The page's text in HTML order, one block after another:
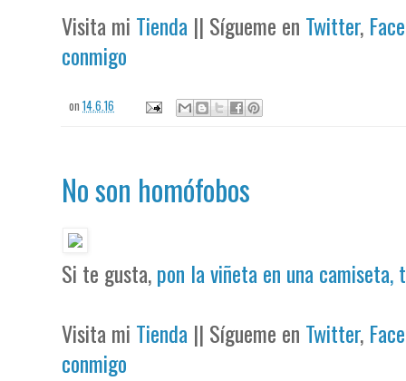
Visita mi Tienda || Sígueme en Twitter,
conmigo
on14.6.16
No son homófobos
Si te gusta,pon la viñeta en una camiseta,
Visita mi Tienda || Sígueme en Twitter,
conmigo